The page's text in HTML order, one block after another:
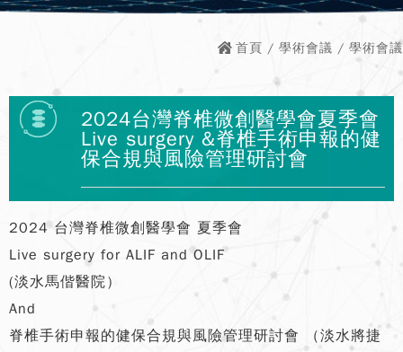
首頁 / 學術會議 / 學術會議
2024台灣脊椎微創醫學會夏季會
Live surgery &脊椎手術申報的健
保合規與風險管理研討會
2024 台灣脊椎微創醫學會 夏季會
Live surgery for ALIF and OLIF
(淡水馬偕醫院）
And
脊椎手術申報的健保合規與風險管理研討會 （淡水將捷